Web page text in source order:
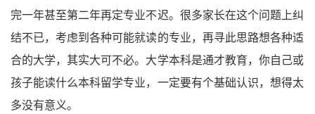
完一年甚至第二年再定专业不迟。很多家长在这个问题上纠
结不已，考虑到各种可能就读的专业，再寻此思路想各种适
合的大学，其实大可不必。大学本科是通才教育，你自己或
孩子能读什么本科留学专业，一定要有个基础认识，想得太
多没有意义。